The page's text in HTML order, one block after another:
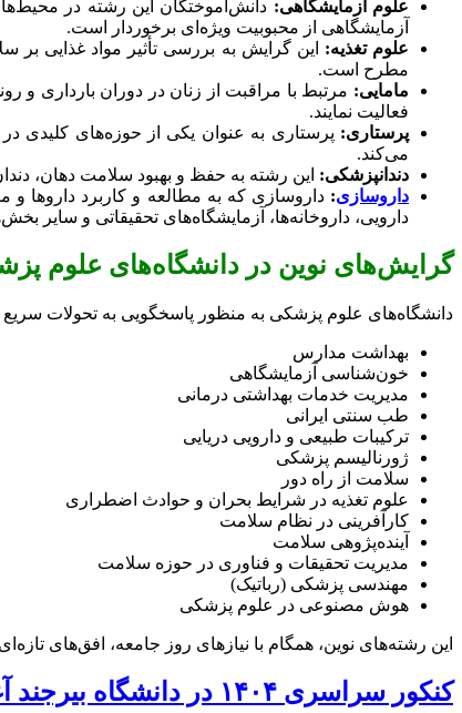
علوم آزمایشگاهی: دانش‌آموختگان این رشته در
آزمایشگاهی از محبوبیت ویژه‌ای برخوردار است.
علوم تغذیه:
این گرایش به بررسی تأثیر مواد غذایی
مطرح است.
مامایی: مرتبط با مراقبت از زنان در دوران بارداری و
فعالیت نمایند.
پرستاری: پرستاری به عنوان یکی از حوزه‌های کلیدی در
می‌کند.
دندانپزشکی: این رشته به حفظ و بهبود سلامت دهان،
داروسازی:داروسازی که به مطالعه و کاربرد داروها و
دارویی، داروخانه‌ها، آزمایشگاه‌های تحقیقاتی و سایر
گرایش‌های نوین در دانشگاه‌های علوم
دانشگاه‌های علوم پزشکی به منظور پاسخگویی به تحولات
بهداشت مدارس
خون‌شناسی آزمایشگاهی
مدیریت خدمات بهداشتی درمانی
طب سنتی ایرانی
ترکیبات طبیعی و دارویی دریایی
ژورنالیسم پزشکی
سلامت از راه دور
علوم تغذیه در شرایط بحران و حوادث اضطراری
کارآفرینی در نظام سلامت
آینده‌پژوهی سلامت
مدیریت تحقیقات و فناوری در حوزه سلامت
مهندسی پزشکی (رباتیک)
هوش مصنوعی در علوم پزشکی
این رشته‌های نوین، همگام با نیازهای روز جامعه، افق‌های
کنکور سراسری ۱۴۰۴ در دانشگاه بیرجند آغاز شد